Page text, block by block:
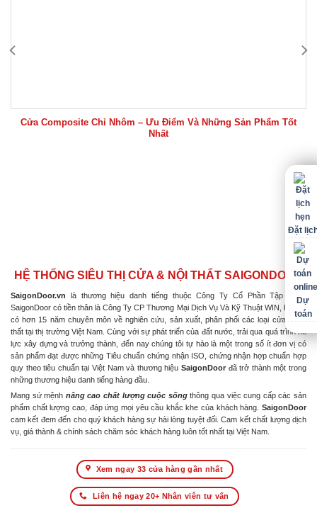
Cửa Composite Chỉ Nhôm – Ưu Điểm Và Những Sản Phẩm Tốt
Nhất
HỆ THỐNG SIÊU THỊ CỬA & NỘI THẤT SAIGONDOOR
SaigonDoor.vn là thương hiệu danh tiếng thuộc Công Ty Cổ Phần Tập Đoàn
SaigonDoor có tiền thân là Công Ty CP Thương Mại Dịch Vụ Và Kỹ Thuật WIN, Đơn vị
có hơn 15 năm chuyên môn về nghiên cứu, sản xuất, phân phối các loại cửa & nội
thất tại thị trường Việt Nam. Cùng với sự phát triển của đất nước, trải qua quá trình nỗ
lực xây dựng và trưởng thành, đến nay chúng tôi tự hào là một trong số ít đơn vị có
sản phẩm đạt được những Tiêu chuẩn chứng nhận ISO, chứng nhận hợp chuẩn hợp
quy theo tiêu chuẩn tại Việt Nam và thương hiệu SaigonDoor đã trở thành một trong
những thương hiệu danh tiếng hàng đầu.
Mang sứ mệnh nâng cao chất lượng cuộc sốngthông qua việc cung cấp các sản
phẩm chất lượng cao, đáp ứng mọi yêu cầu khắc khe của khách hàng. SaigonDoor
cam kết đem đến cho quý khách hàng sự hài lòng tuyệt đối. Cam kết chất lượng dịch
vụ, giá thành & chính sách chăm sóc khách hàng luôn tốt nhất tại Việt Nam.
Xem ngay 33 cửa hàng gần nhất
Liên hệ ngay 20+ Nhân viên tư vấn
Đặt
Dự
toán